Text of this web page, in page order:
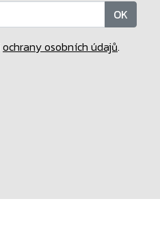
OK
ochrany osobních údajů.